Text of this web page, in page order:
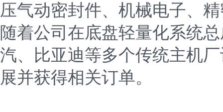
压气动密封件、机械电子、
随着公司在底盘轻量化系统
汽、比亚迪等多个传统主机
展并获得相关订单。